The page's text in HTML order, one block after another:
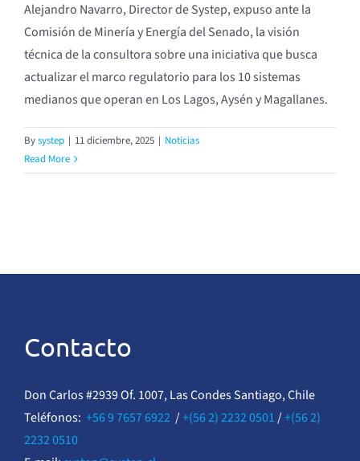
Alejandro Navarro, Director de Systep, expuso ante la
Comisión de Minería y Energía del Senado, la visión
técnica de la consultora sobre una iniciativa que busca
actualizar el marco regulatorio para los 10 sistemas
medianos que operan en Los Lagos, Aysén y Magallanes.
Bysystep | 11 diciembre, 2025 | Noticias
Read More
Contacto
Don Carlos #2939 Of. 1007, Las Condes Santiago, Chile
Teléfonos: +56 9 7657 6922/+(56 2) 2232 0501/+(56 2)
2232 0510